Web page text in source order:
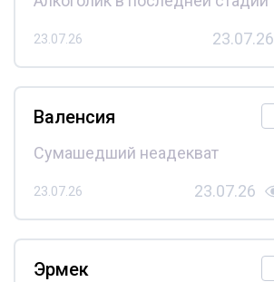
23.07.26 23.07.26
Валенсия
Сумашедший неадекват
23.07.26 23.07.26
Эрмек